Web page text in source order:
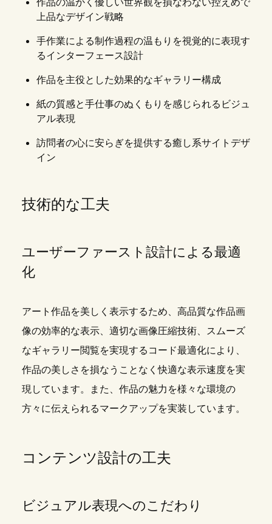
上品なデザイン戦略
手作業による制作過程の温もりを視覚的に表現す
るインターフェース設計
作品を主役とした効果的なギャラリー構成
紙の質感と手仕事のぬくもりを感じられるビジュ
アル表現
訪問者の心に安らぎを提供する癒し系サイトデザ
イン
技術的な工夫
ユーザーファースト設計による最適
化
アート作品を美しく表示するため、高品質な作品画
像の効率的な表示、適切な画像圧縮技術、スムーズ
なギャラリー閲覧を実現するコード最適化により、
作品の美しさを損なうことなく快適な表示速度を実
現しています。また、作品の魅力を様々な環境の
方々に伝えられるマークアップを実装しています。
コンテンツ設計の工夫
ビジュアル表現へのこだわり